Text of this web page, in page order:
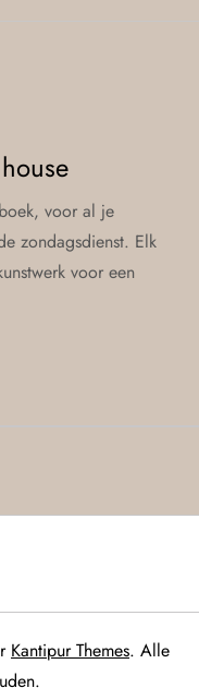
voor al je
zondagsdienst. Elk
voor een
Kantipur Themes. Alle